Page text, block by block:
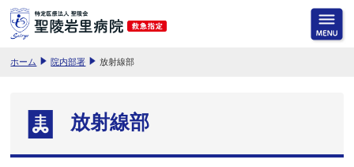
ホーム 院内部署 放射線部
放射線部